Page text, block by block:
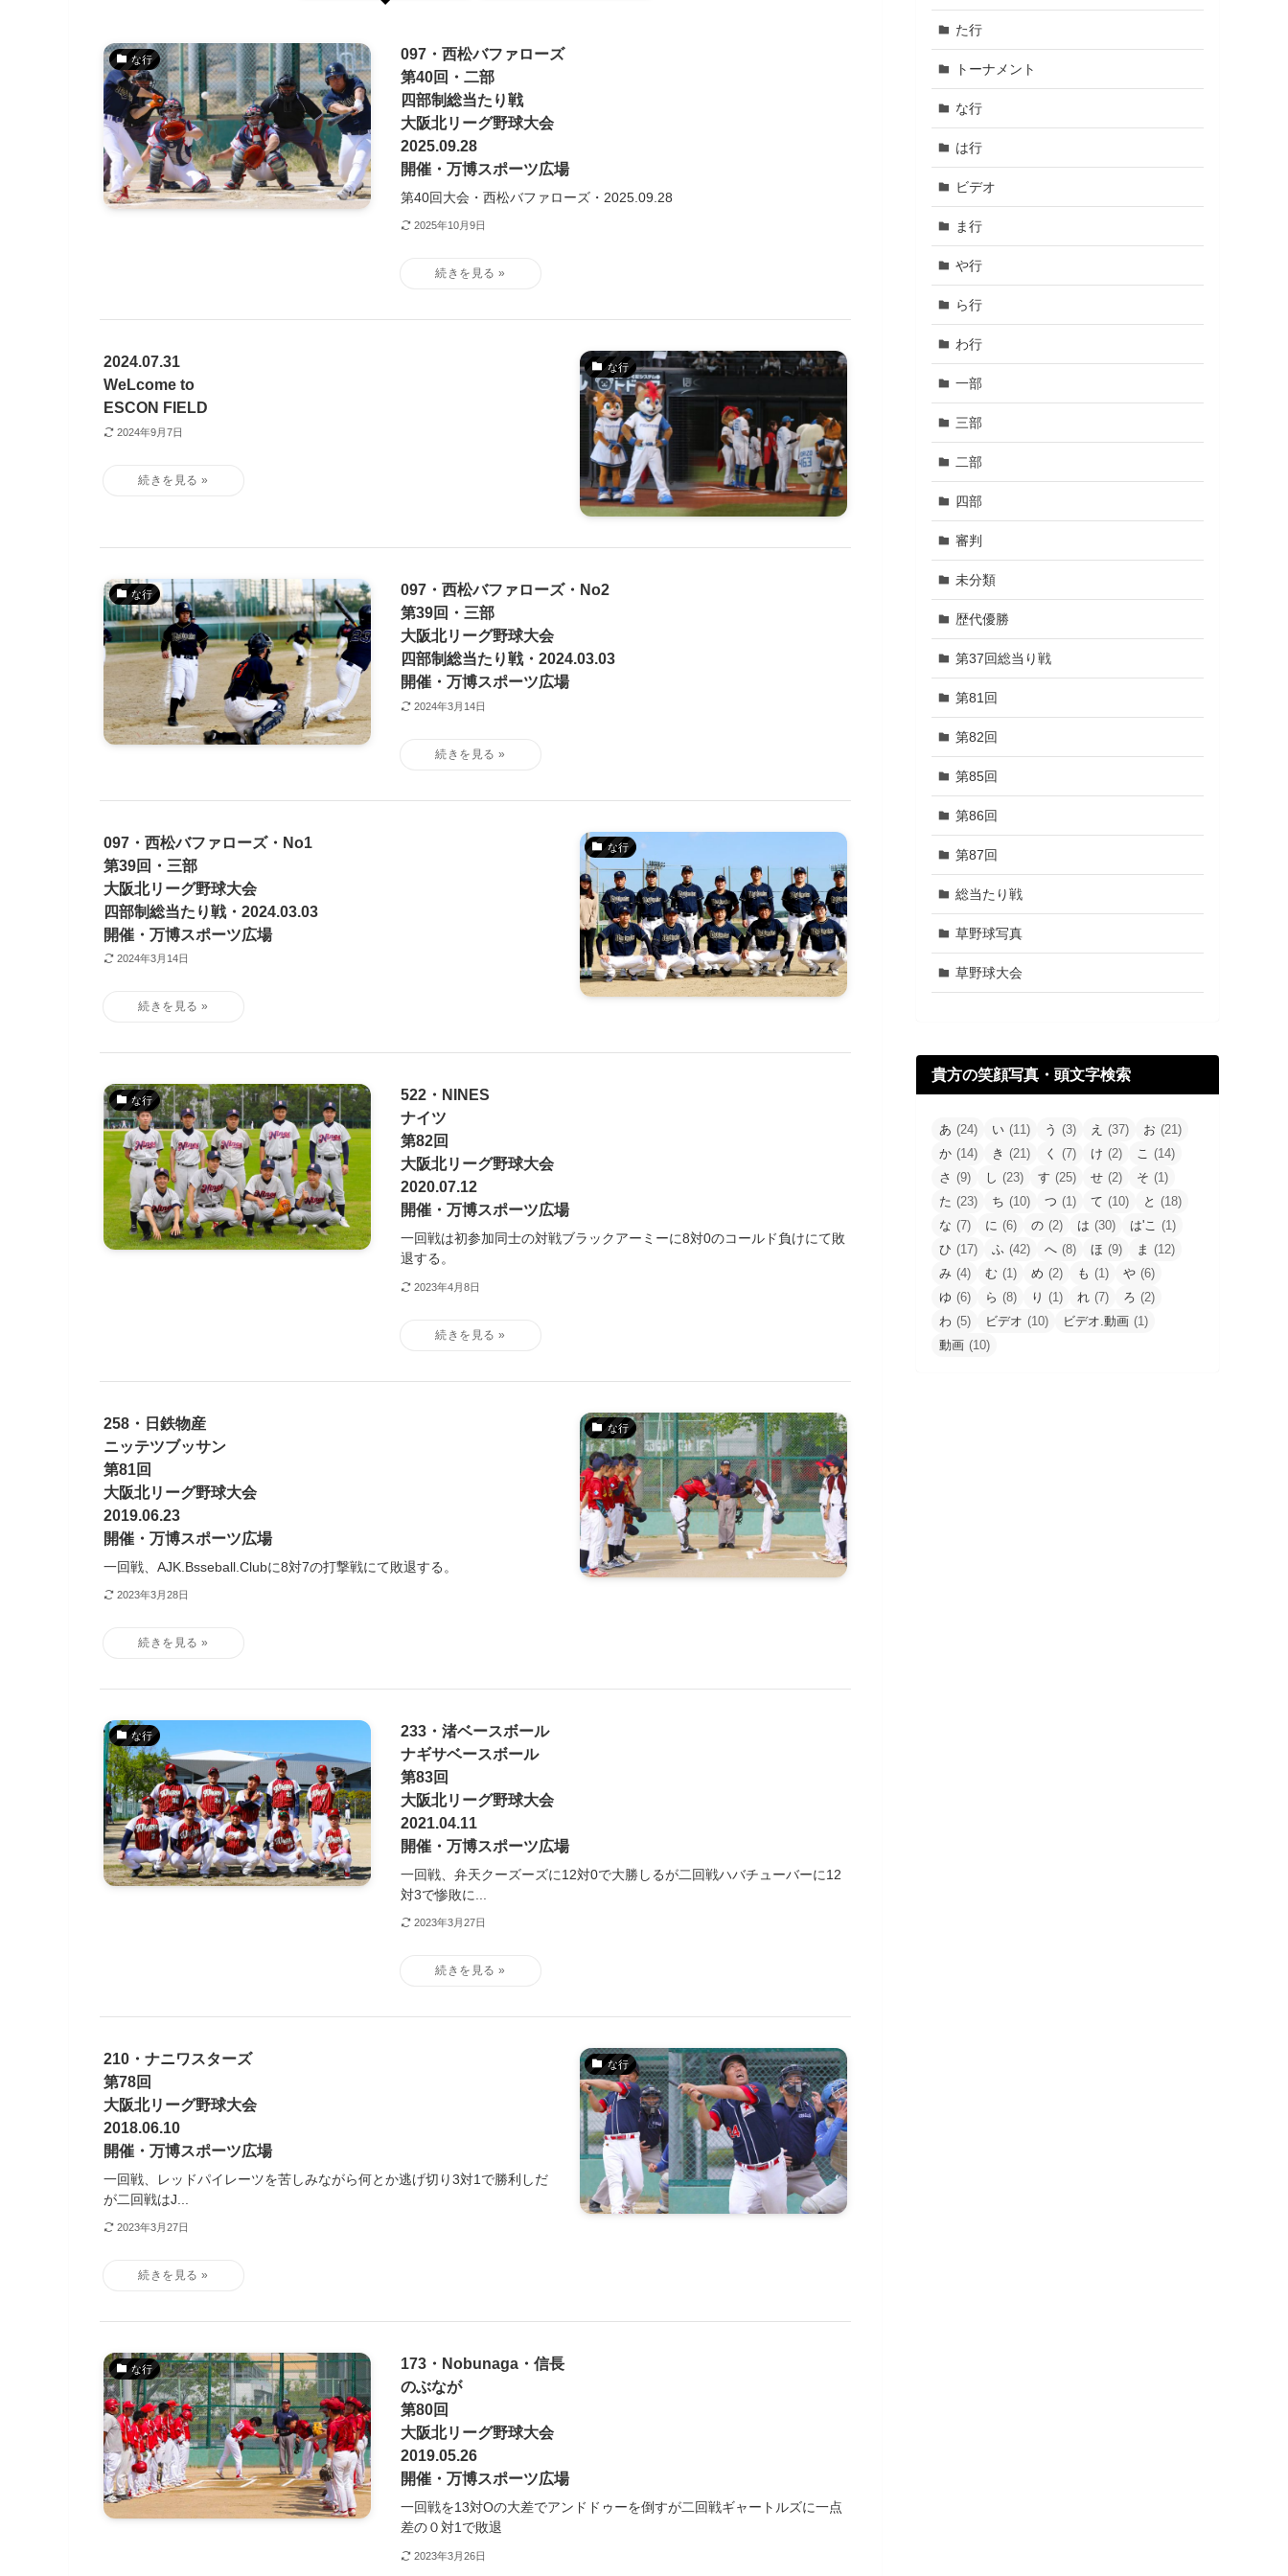
な行
097・西松バファローズ
第40回・二部
四部制総当たり戦
大阪北リーグ野球大会
2025.09.28
開催・万博スポーツ広場
第40回大会・西松バファローズ・2025.09.28
2025年10月9日
な行
2024.07.31
WeLcome to
ESCON FIELD
2024年9月7日
な行
097・西松バファローズ・No2
第39回・三部
大阪北リーグ野球大会
四部制総当たり戦・2024.03.03
開催・万博スポーツ広場
2024年3月14日
な行
097・西松バファローズ・No1
第39回・三部
大阪北リーグ野球大会
四部制総当たり戦・2024.03.03
開催・万博スポーツ広場
2024年3月14日
な行
522・NINES
ナイツ
第82回
大阪北リーグ野球大会
2020.07.12
開催・万博スポーツ広場
一回戦は初参加同士の対戦ブラックアーミーに8対0のコールド負けにて敗
退する。
2023年4月8日
な行
258・日鉄物産
ニッテツブッサン
第81回
大阪北リーグ野球大会
2019.06.23
開催・万博スポーツ広場
一回戦、AJK.Bsseball.Clubに8対7の打撃戦にて敗退する。
2023年3月28日
な行
233・渚ベースボール
ナギサベースボール
第83回
大阪北リーグ野球大会
2021.04.11
開催・万博スポーツ広場
一回戦、弁天クーズーズに12対0で大勝しるが二回戦ハバチューバーに12
対3で惨敗に...
2023年3月27日
な行
210・ナニワスターズ
第78回
大阪北リーグ野球大会
2018.06.10
開催・万博スポーツ広場
一回戦、レッドパイレーツを苦しみながら何とか逃げ切り3対1で勝利しだ
が二回戦はJ...
2023年3月27日
な行
173・Nobunaga・信長
のぶなが
第80回
大阪北リーグ野球大会
2019.05.26
開催・万博スポーツ広場
一回戦を13対Oの大差でアンドドゥーを倒すが二回戦ギャートルズに一点
差の０対1で敗退
2023年3月26日
た行
トーナメント
な行
は行
ビデオ
ま行
や行
ら行
わ行
一部
三部
二部
四部
審判
未分類
歴代優勝
第37回総当り戦
第81回
第82回
第85回
第86回
第87回
総当たり戦
草野球写真
草野球大会
貴方の笑顔写真・頭文字検索
あ (24) い (11) う (3) え (37) お (21)
か (14) き (21) く (7) け (2) こ (14)
さ (9) し (23) す (25) せ (2) そ (1)
た (23) ち (10) つ (1) て (10) と (18)
な (7) に (6) の (2) は (30) は'こ (1)
ひ (17) ふ (42) へ (8) ほ (9) ま (12)
み (4) む (1) め (2) も (1) や (6)
ゆ (6) ら (8) り (1) れ (7) ろ (2)
わ (5) ビデオ (10) ビデオ.動画 (1)
動画 (10)